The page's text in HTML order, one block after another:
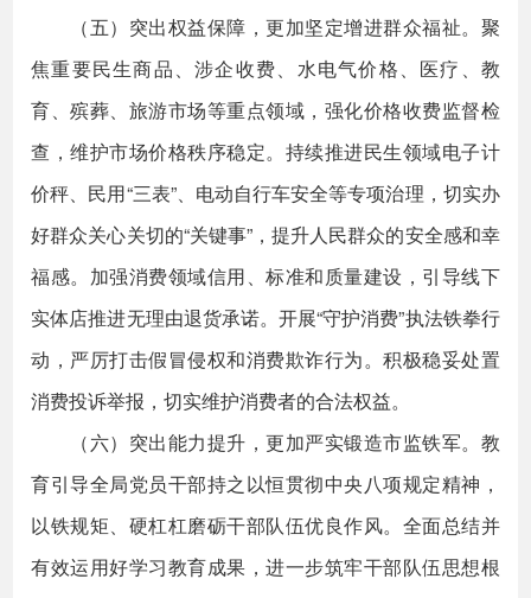
（五）突出权益保障，更加坚定增进群众福祉。聚
焦重要民生商品、涉企收费、水电气价格、医疗、教
育、殡葬、旅游市场等重点领域，强化价格收费监督检
查，维护市场价格秩序稳定。持续推进民生领域电子计
价秤、民用“三表”、电动自行车安全等专项治理，切实办
好群众关心关切的“关键事”，提升人民群众的安全感和幸
福感。加强消费领域信用、标准和质量建设，引导线下
实体店推进无理由退货承诺。开展“守护消费”执法铁拳行
动，严厉打击假冒侵权和消费欺诈行为。积极稳妥处置
消费投诉举报，切实维护消费者的合法权益。
（六）突出能力提升，更加严实锻造市监铁军。教
育引导全局党员干部持之以恒贯彻中央八项规定精神，
以铁规矩、硬杠杠磨砺干部队伍优良作风。全面总结并
有效运用好学习教育成果，进一步筑牢干部队伍思想根